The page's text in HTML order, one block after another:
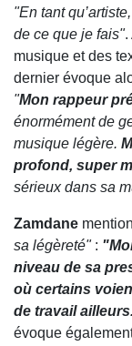
"En tant
de ce que je fais".
musique et des
dernier évoque
"Mon rappeur
énormément de
musique légère.
profond, super
sérieux dans sa
Zamdane
sa légèreté":
niveau de sa
où certains
de travail
évoque